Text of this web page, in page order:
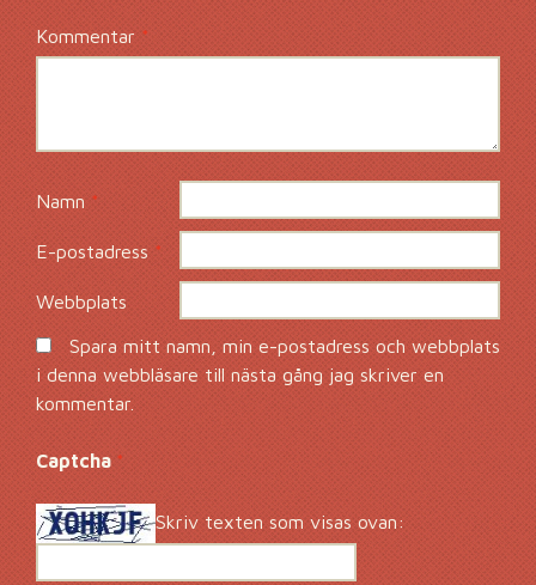
Kommentar*
Namn*
E-postadress*
Webbplats
Spara mitt namn, min e-postadress och webbplats
i denna webbläsare till nästa gång jag skriver en
kommentar.
Captcha*
Skriv texten som visas ovan: